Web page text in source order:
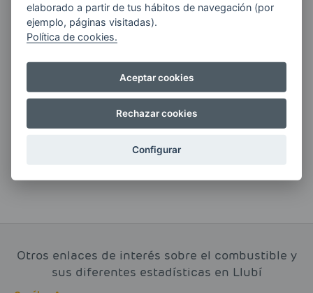
Si tienes alguna duda durante el
pedido escríbenos a:
contacto@clickgasoil.com
Otros enlaces de interés sobre el combustible y
sus diferentes estadísticas en Llubí
elaborado a partir de tus hábitos de navegación (por
ejemplo, páginas visitadas).
Política de cookies.
Aceptar cookies
Rechazar cookies
Configurar